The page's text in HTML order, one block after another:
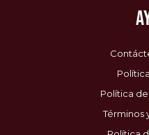
Política
Términos